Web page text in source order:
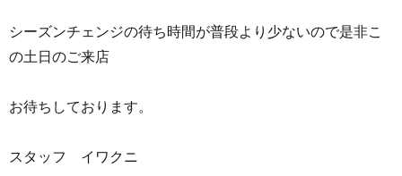
シーズンチェンジの待ち時間が普段より少ないので是非こ
の土日のご来店
お待ちしております。
スタッフ イワクニ